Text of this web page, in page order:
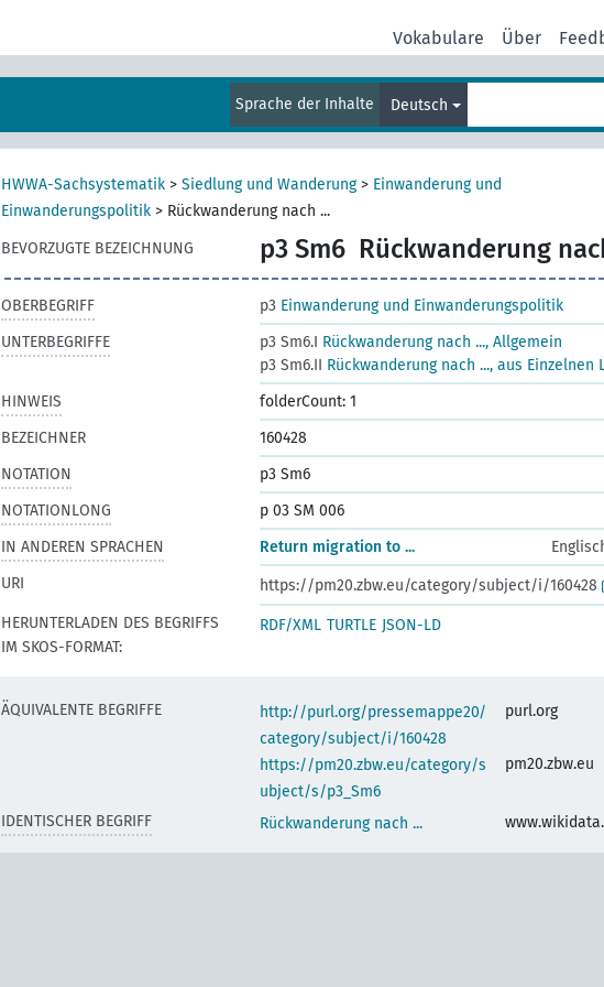
Vokabulare Über
Sprache der Inhalte Deutsch
HWWA-Sachsystematik > Siedlung und Wanderung> Einwanderung und
Einwanderungspolitik > Rückwanderung nach ...
BEVORZUGTE BEZEICHNUNG
p3 Sm6 Rückwanderung
OBERBEGRIFF p3 Einwanderung und Einwanderungspolitik
UNTERBEGRIFFE
p3 Sm6.I Rückwanderung nach ..., Allgemein
p3 Sm6.II Rückwanderung nach ..., aus Einzelnen
HINWEIS
folderCount: 1
BEZEICHNER
160428
NOTATION
p3 Sm6
NOTATIONLONG
p 03 SM 006
IN ANDEREN SPRACHEN
Return migration to ...
URI
https://pm20.zbw.eu/category/subject/i/160428
HERUNTERLADEN DES BEGRIFFS
IM SKOS-FORMAT:
RDF/XML TURTLE JSON-LD
ÄQUIVALENTE BEGRIFFE
http://purl.org/pressemappe20/
category/subject/i/160428
purl.org
https://pm20.zbw.eu/category/s
ubject/s/p3_Sm6
pm20.zbw.eu
IDENTISCHER BEGRIFF Rückwanderung nach ...